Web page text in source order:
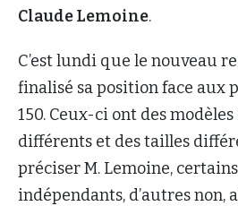
Claude Lemoine.
C’est lundi que le nouveau
finalisé sa position face aux
150. Ceux-ci ont des modèles
différents et des tailles
préciser M. Lemoine,
indépendants, d’autres non,